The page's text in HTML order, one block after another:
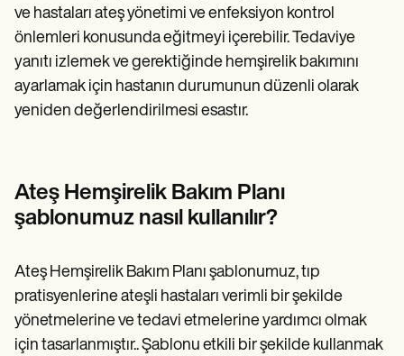
ve hastaları ateş yönetimi ve enfeksiyon kontrol
önlemleri konusunda eğitmeyi içerebilir. Tedaviye
yanıtı izlemek ve gerektiğinde hemşirelik bakımını
ayarlamak için hastanın durumunun düzenli olarak
yeniden değerlendirilmesi esastır.
Ateş Hemşirelik Bakım Planı
şablonumuz nasıl kullanılır?
Ateş Hemşirelik Bakım Planı şablonumuz, tıp
pratisyenlerine ateşli hastaları verimli bir şekilde
yönetmelerine ve tedavi etmelerine yardımcı olmak
için tasarlanmıştır.. Şablonu etkili bir şekilde kullanmak